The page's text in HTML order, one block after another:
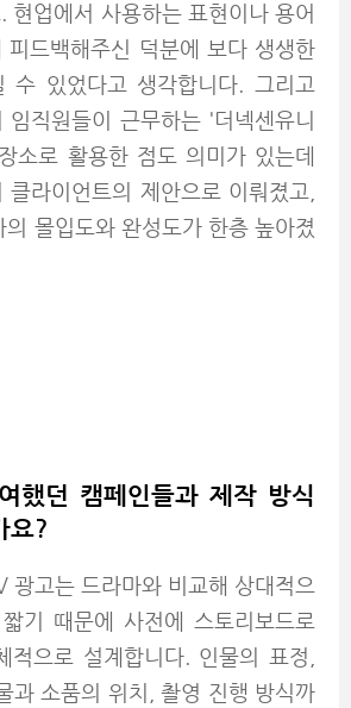
현업에서 사용하는 표현이나 용어
피드백해주신 덕분에 보다 생생한
수 있었다고 생각합니다. 그리고
임직원들이 근무하는 '더넥센유니
소로 활용한 점도 의미가 있는데
라이언트의 제안으로 이뤄졌고,
몰입도와 완성도가 한층 높아졌
했던 캠페인들과 제작 방식
요?
광고는 드라마와 비교해 상대적으
기 때문에 사전에 스토리보드로
적으로 설계합니다. 인물의 표정,
과 소품의 위치, 촬영 진행 방식까